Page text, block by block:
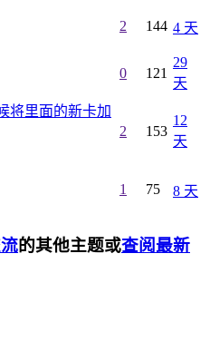
2 144 4 天
0 121
29
天
将里面的新卡加
2 153
12
天
1 75 8 天
的其他主题或查阅最新